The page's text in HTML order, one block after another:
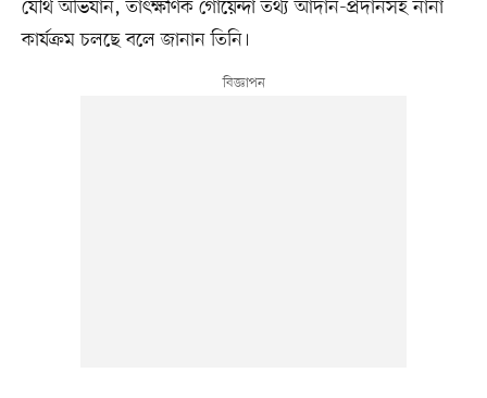
যৌথ অভিযান, তাৎক্ষণিক গোয়েন্দা তথ্য আদান-প্রদানসহ নানা
কার্যক্রম চলছে বলে জানান তিনি।